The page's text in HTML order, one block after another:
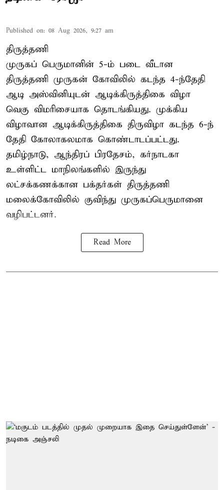
Published on: 08 Aug 2026, 9:27 am
திருத்தணி
முருகப் பெருமானின் 5-ம் படை வீடான
திருத்தணி முருகன் கோவிலில் கடந்த 4-ந்தேதி
ஆடி அஸ்வினியுடன் ஆடிக்கிருத்திகை விழா
வெகு விமரிசையாக தொடங்கியது. முக்கிய
விழாவான ஆடிக்கிருத்திகை திருவிழா கடந்த 6-ந்
தேதி கோலாகலமாக கொண்டாடப்பட்டது.
தமிழ்நாடு, ஆந்திரப் பிரதேசம், கர்நாடகா
உள்ளிட்ட மாநிலங்களில் இருந்து
லட்சக்கணக்கான பக்தர்கள் திருத்தணி
மலைக்கோவிலில் குவிந்து முருகப்பெருமானை
வழிபட்டனர்.
Read More